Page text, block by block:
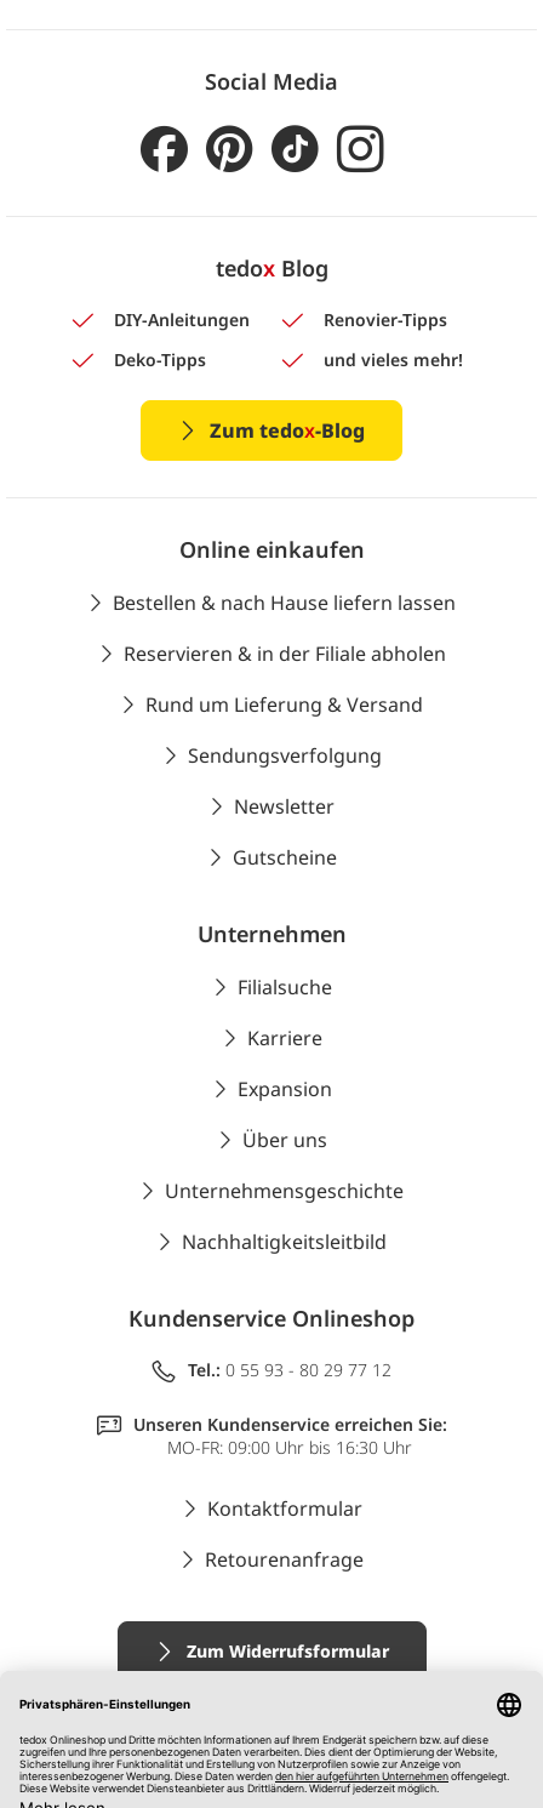
Social Media
tedoxBlog
DIY-Anleitungen
Renovier-Tipps
Deko-Tipps
und vieles mehr!
Zum tedox-Blog
Online einkaufen
Bestellen & nach Hause liefern lassen
Reservieren & in der Filiale abholen
Rund um Lieferung & Versand
Sendungsverfolgung
Newsletter
Gutscheine
Unternehmen
Filialsuche
Karriere
Expansion
Über uns
Unternehmensgeschichte
Nachhaltigkeitsleitbild
Kundenservice Onlineshop
Tel.: 0 55 93 - 80 29 77 12
Unseren Kundenservice erreichen Sie:
MO-FR: 09:00 Uhr bis 16:30 Uhr
Kontaktformular
Retourenanfrage
Zum Widerrufsformular
Impressum
AGB